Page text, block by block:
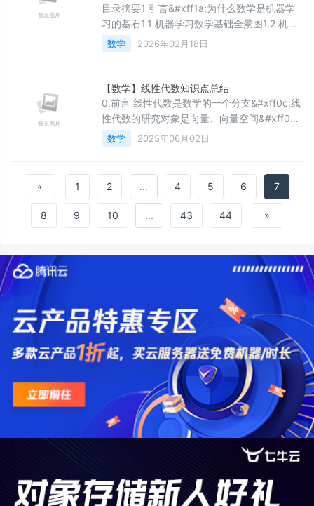
目录摘要1 引言&#xff1a;为什么数学是机器学
习的基石1.1 机器学习数学基础全景图1.2 机器
学习数学架构图2 线性代数深度解析2.1 矩阵运
算原理与实现2.1.1 核心矩阵操作2.1.2 矩阵运算
主成分分析(PCA)实现3 概率论与统计基础3.1
概率分布与贝叶斯理论3.1.1 核心概率分布实现
3.2 统计推断与假设检验3.2.1 完整统
数学 2026年02月18日
【数学】线性代数知识点总结
0.前言 线性代数是数学的一个分支&#xff0c;线
性代数的研究对象是向量、向量空间&#xff08;
又称线性空间&#xff09;&#xff0c;线性变换和有
限维的线性方程组。即线性代数主要处理线性
关系是以一次形式来表达的。 线性
&#xff08;Linear&#xff09;是指量与量之间按比
例、成直线的关系&#xff0c;在数学上可以理解
为一阶导
数学 2025年06月02日
« 1 2 ... 4 5 6 7
8 9 10 ... 43 44 »